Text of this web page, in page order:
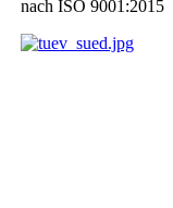
nach ISO 9001:2015